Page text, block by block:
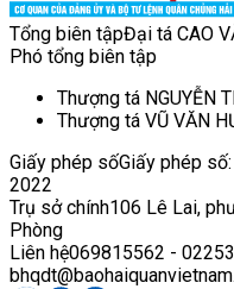
Tổng biên tậpĐại tá CAO
Phó tổng biên tập
Thượng tá NGUYỄN
Thượng tá VŨ VĂN
Giấy phép sốGiấy phép
2022
Trụ sở chính106 Lê Lai,
Phòng
Liên hệ069815562 -